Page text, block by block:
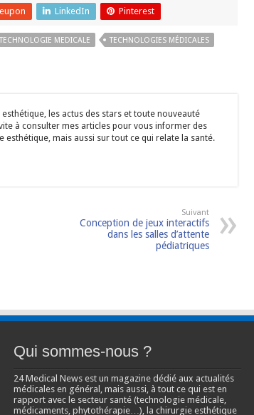
LinkedIn Pinterest
TECHNOLOGIE MEDICALE TECHNOLOGIES MÉDICALES
esthétique, les actus des stars et toute nouveauté
à consulter mes articles pour vous informer des
esthétique, mais aussi sur tout ce qui relate la santé.
Suivant
Conception de jeux interactifs
dans les salles d’attente
pédiatriques
Qui sommes-nous ?
24 Medical News est un magazine dédié aux actualités
médicales en général, mais aussi, à tout ce qui est en
rapport avec le secteur santé (technologie médicale,
médicaments, phytothérapie…), la chirurgie esthétique